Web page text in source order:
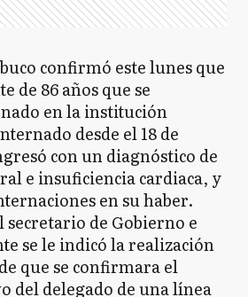
confirmó este lunes que
de 86 años que se
en la institución
desde el 18 de
con un diagnóstico de
e insuficiencia cardiaca, y
en su haber.
de Gobierno e
se le indicó la realización
que se confirmara el
del delegado de una línea